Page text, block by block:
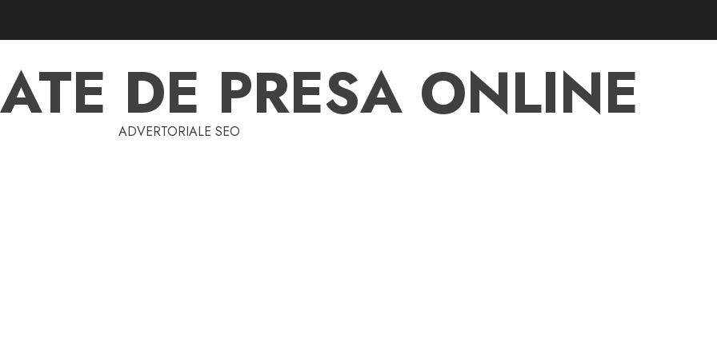
DE PRESA ONLINE
ADVERTORIALE SEO